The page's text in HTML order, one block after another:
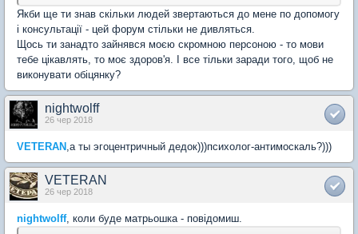
Якби ще ти знав скільки людей звертаються до мене по допомогу
і консультації - цей форум стільки не дивляться.
Щось ти занадто зайнявся моєю скромною персоною - то мови
тебе цікавлять, то моє здоров'я. І все тільки заради того, щоб не
виконувати обіцянку?
nightwolff
26 чер 2018
VETERAN ,а ты эгоцентричный дедок)))психолог-антимоскаль?)))
VETERAN
26 чер 2018
nightwolff, коли буде матрьошка - повідомиш.